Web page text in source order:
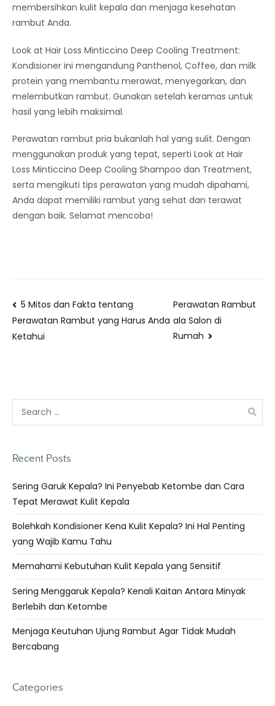
membersihkan kulit kepala dan menjaga kesehatan
rambut Anda.
Look at Hair Loss Minticcino Deep Cooling Treatment:
Kondisioner ini mengandung Panthenol, Coffee, dan milk
protein yang membantu merawat, menyegarkan, dan
melembutkan rambut. Gunakan setelah keramas untuk
hasil yang lebih maksimal.
Perawatan rambut pria bukanlah hal yang sulit. Dengan
menggunakan produk yang tepat, seperti Look at Hair
Loss Minticcino Deep Cooling Shampoo dan Treatment,
serta mengikuti tips perawatan yang mudah dipahami,
Anda dapat memiliki rambut yang sehat dan terawat
dengan baik. Selamat mencoba!
5 Mitos dan Fakta tentang
Perawatan Rambut yang Harus Anda
Ketahui
Perawatan Rambut
ala Salon di
Rumah
Recent Posts
Sering Garuk Kepala? Ini Penyebab Ketombe dan Cara
Tepat Merawat Kulit Kepala
Bolehkah Kondisioner Kena Kulit Kepala? Ini Hal Penting
yang Wajib Kamu Tahu
Memahami Kebutuhan Kulit Kepala yang Sensitif
Sering Menggaruk Kepala? Kenali Kaitan Antara Minyak
Berlebih dan Ketombe
Menjaga Keutuhan Ujung Rambut Agar Tidak Mudah
Bercabang
Categories